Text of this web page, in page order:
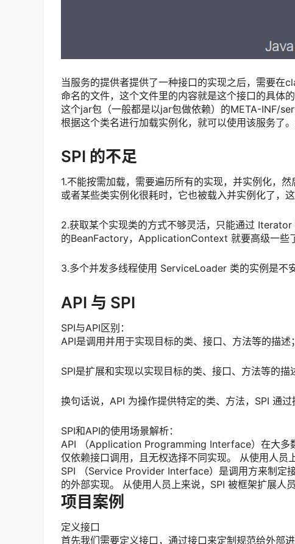
当服务的提供者提供了一种接口的实现之后，需要
命名的文件，这个文件里的内容就是这个接口的具体
这个jar包（一般都是以jar包做依赖）的META-INF/
根据这个类名进行加载实例化，就可以使用该服务
SPI 的不足
1.不能按需加载，需要遍历所有的实现，并实例化，
或者某些类实例化很耗时，它也被载入并实例化了，这
2.获取某个实现类的方式不够灵活，只能通过
的BeanFactory，ApplicationContext 就要高级一些
3.多个并发多线程使用 ServiceLoader 类的实例是不安
API 与 SPI
SPI与API区别：
API是调用并用于实现目标的类、接口、方法等的描述；
SPI是扩展和实现以实现目标的类、接口、方法等的描
换句话说，API 为操作提供特定的类、方法，SPI 通过
SPI和API的使用场景解析：
API （Application Programming Interface）在大多
仅依赖接口调用，且无权选择不同实现。 从使用人员
SPI （Service Provider Interface）是调用方来制定
的外部实现。 从使用人员上来说，SPI 被框架扩展人员
项目案例
定义接口
首先我们需要定义接口，通过接口来定制规范给外部进